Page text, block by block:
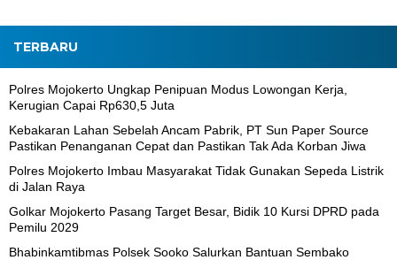
TERBARU
Polres Mojokerto Ungkap Penipuan Modus Lowongan Kerja,
Kerugian Capai Rp630,5 Juta
Kebakaran Lahan Sebelah Ancam Pabrik, PT Sun Paper Source
Pastikan Penanganan Cepat dan Pastikan Tak Ada Korban Jiwa
Polres Mojokerto Imbau Masyarakat Tidak Gunakan Sepeda Listrik
di Jalan Raya
Golkar Mojokerto Pasang Target Besar, Bidik 10 Kursi DPRD pada
Pemilu 2029
Bhabinkamtibmas Polsek Sooko Salurkan Bantuan Sembako